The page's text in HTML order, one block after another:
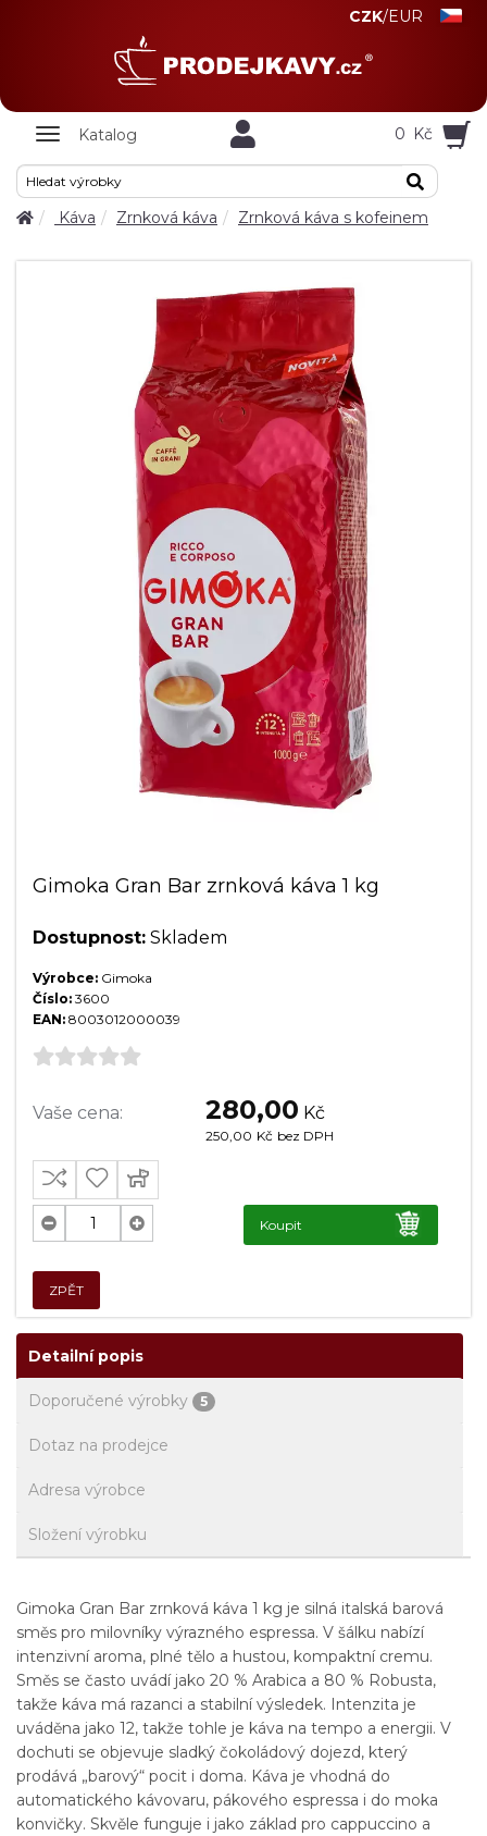
CZK/EUR
Zobrazit
Katalog 0 Kč
Káva Zrnková káva Zrnková káva s kofeinem
Gimoka Gran Bar zrnková káva 1 kg
Dostupnost: Skladem
Výrobce: Gimoka
Číslo: 3600
EAN: 8003012000039
Vaše cena: 280,00 Kč
250,00 Kč bez DPH
Koupit
ZPĚT
Detailní popis
Doporučené výrobky 5
Dotaz na prodejce
Adresa výrobce
Složení výrobku
Gimoka Gran Bar zrnková káva 1 kg je silná italská barová
směs pro milovníky výrazného espressa. V šálku nabízí
intenzivní aroma, plné tělo a hustou, kompaktní cremu.
Směs se často uvádí jako 20 % Arabica a 80 % Robusta,
takže káva má razanci a stabilní výsledek. Intenzita je
uváděna jako 12, takže tohle je káva na tempo a energii. V
dochuti se objevuje sladký čokoládový dojezd, který
prodává „barový“ pocit i doma. Káva je vhodná do
automatického kávovaru, pákového espressa i do moka
konvičky. Skvěle funguje i jako základ pro cappuccino a